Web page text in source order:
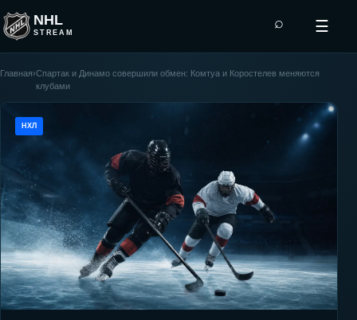
NHL
STREAM
⌕ ☰
Главная›Спартак и Динамо совершили обмен: Комтуа и Коростелев меняются
клубами
НХЛ